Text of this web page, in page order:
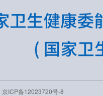
京ICP备12023720号-8